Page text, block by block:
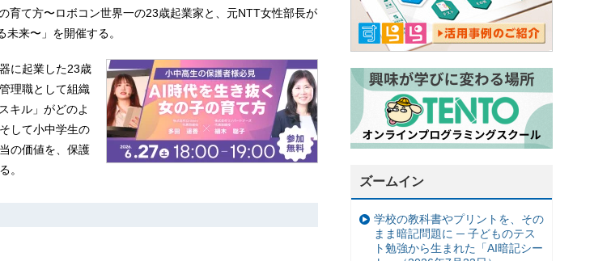
育て方〜ロボコン世界一の23歳起業家と、元NTT女性部長が
来〜」を開催する。
に起業した23歳
理職として組織
キル」がどのよ
して小中学生の
の価値を、保護
。
ズームイン
学校の教科書やプリントを、その
まま暗記問題に ─ 子どものテス
ト勉強から生まれた「AI暗記シー